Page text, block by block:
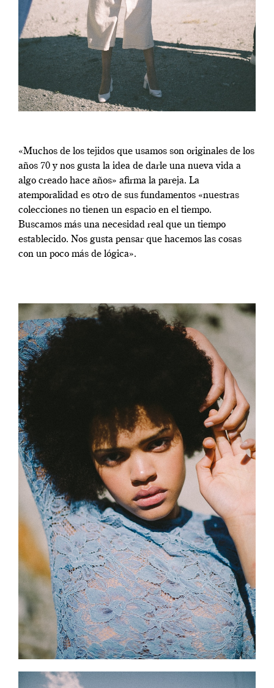
«Muchos de los tejidos que usamos son originales de los
años 70 y nos gusta la idea de darle una nueva vida a
algo creado hace años» afirma la pareja. La
atemporalidad es otro de sus fundamentos «nuestras
colecciones no tienen un espacio en el tiempo.
Buscamos más una necesidad real que un tiempo
establecido. Nos gusta pensar que hacemos las cosas
con un poco más de lógica».